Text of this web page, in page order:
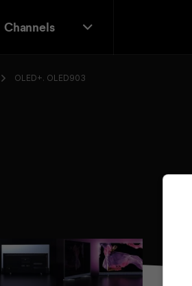
Channels
OLED+. OLED903